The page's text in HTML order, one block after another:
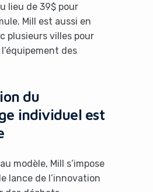
lieu de 39$ pour
Mill est aussi en
plusieurs villes pour
des
du
individuel est
modèle, Mill s’impose
lance de l’innovation